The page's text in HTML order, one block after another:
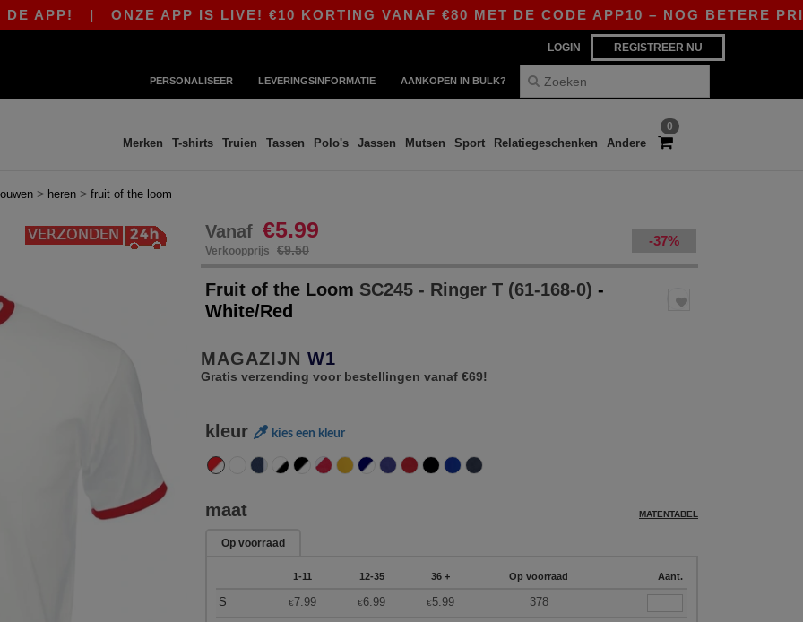
|ONZE APP IS LIVE! €10 KORTING VANAF €80 MET DE CODE APP10 – NOG BETERE PRIJZEN
LOGIN REGISTREER NU
PERSONALISEER LEVERINGSINFORMATIE AANKOPEN IN BULK?
0
Merken T-shirts Truien Tassen Polo's Jassen Mutsen Sport Relatiegeschenken Andere
> heren > fruit of the loom
Vanaf €5.99
Verkoopprijs €9.50
-37%
Fruit of the Loom SC245 - Ringer T (61-168-0) -
White/Red
MAGAZIJN W1
Gratis verzending voor bestellingen vanaf €69!
kleur kies een kleur
maat MATENTABEL
Op voorraad
1-11 12-35 36 + Op voorraad Aant.
S €7.99 €6.99 €5.99 378